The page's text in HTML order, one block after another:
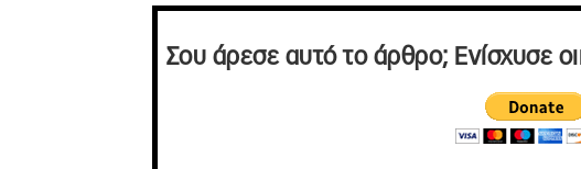
Σου άρεσε αυτό το άρθρο; Ενίσχυσε